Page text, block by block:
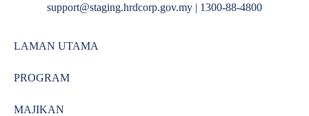
support@staging.hrdcorp.gov.my | 1300-88-4800
LAMAN UTAMA
PROGRAM
MAJIKAN